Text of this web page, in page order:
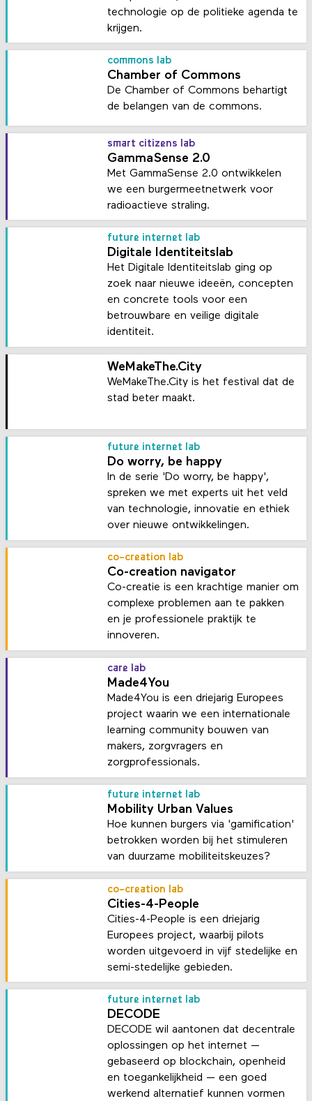
technologie op de politieke agenda te
krijgen.
commons lab
Chamber of Commons
De Chamber of Commons behartigt
de belangen van de commons.
smart citizens lab
GammaSense 2.0
Met GammaSense 2.0 ontwikkelen
we een burgermeetnetwerk voor
radioactieve straling.
future internet lab
Digitale Identiteitslab
Het Digitale Identiteitslab ging op
zoek naar nieuwe ideeën, concepten
en concrete tools voor een
betrouwbare en veilige digitale
identiteit.
WeMakeThe.City
WeMakeThe.City is het festival dat de
stad beter maakt.
future internet lab
Do worry, be happy
In de serie 'Do worry, be happy',
spreken we met experts uit het veld
van technologie, innovatie en ethiek
over nieuwe ontwikkelingen.
co-creation lab
Co-creation navigator
Co-creatie is een krachtige manier om
complexe problemen aan te pakken
en je professionele praktijk te
innoveren.
care lab
Made4You
Made4You is een driejarig Europees
project waarin we een internationale
learning community bouwen van
makers, zorgvragers en
zorgprofessionals.
future internet lab
Mobility Urban Values
Hoe kunnen burgers via 'gamification'
betrokken worden bij het stimuleren
van duurzame mobiliteitskeuzes?
co-creation lab
Cities-4-People
Cities-4-People is een driejarig
Europees project, waarbij pilots
worden uitgevoerd in vijf stedelijke en
semi-stedelijke gebieden.
future internet lab
DECODE
DECODE wil aantonen dat decentrale
oplossingen op het internet —
gebaseerd op blockchain, openheid
en toegankelijkheid — een goed
werkend alternatief kunnen vormen